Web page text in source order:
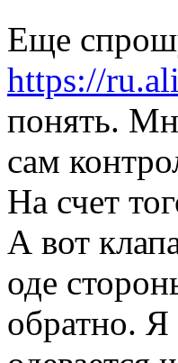
Еще
https://
понять.
сам
На счет
А вот
оде
обратно. Я